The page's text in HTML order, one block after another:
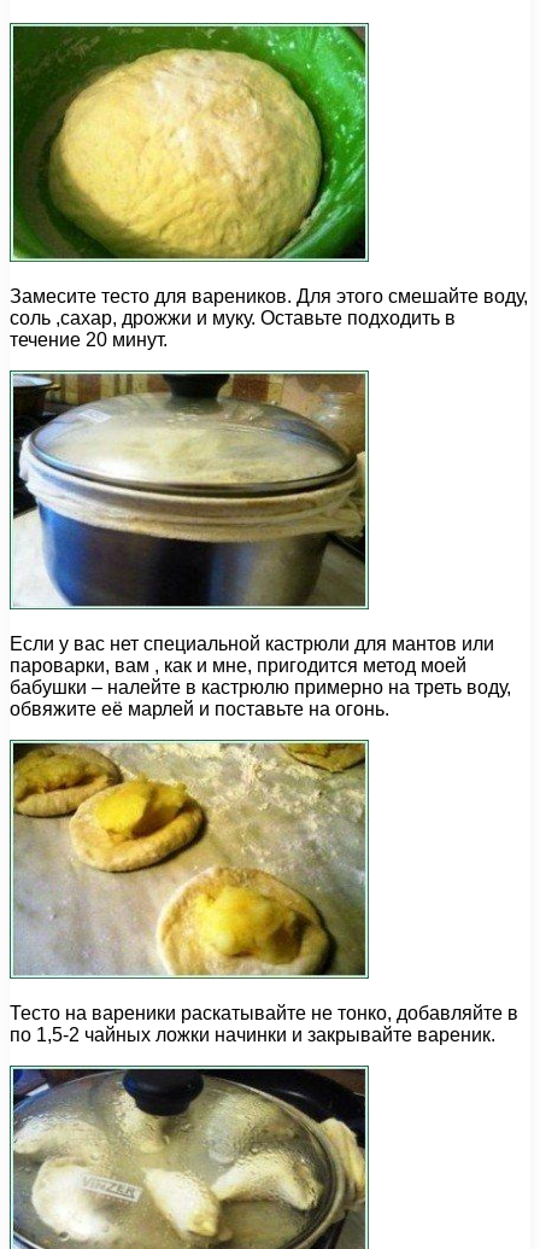
Замесите тесто для вареников. Для этого смешайте воду,
соль ,сахар, дрожжи и муку. Оставьте подходить в
течение 20 минут.
Если у вас нет специальной кастрюли для мантов или
пароварки, вам , как и мне, пригодится метод моей
бабушки – налейте в кастрюлю примерно на треть воду,
обвяжите её марлей и поставьте на огонь.
Тесто на вареники раскатывайте не тонко, добавляйте в
по 1,5-2 чайных ложки начинки и закрывайте вареник.